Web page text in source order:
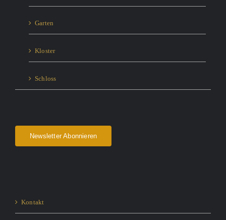
Garten
Kloster
Schloss
Newsletter Abonnieren
Kontakt